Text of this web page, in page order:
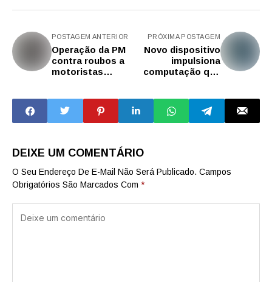
POSTAGEM ANTERIOR
Operação da PM
contra roubos a
motoristas
Paulo
PRÓXIMA POSTAGEM
Novo dispositivo
impulsiona
computação que
DEIXE UM COMENTÁRIO
O Seu Endereço De E-Mail Não Será Publicado. Campos
Obrigatórios São Marcados Com *